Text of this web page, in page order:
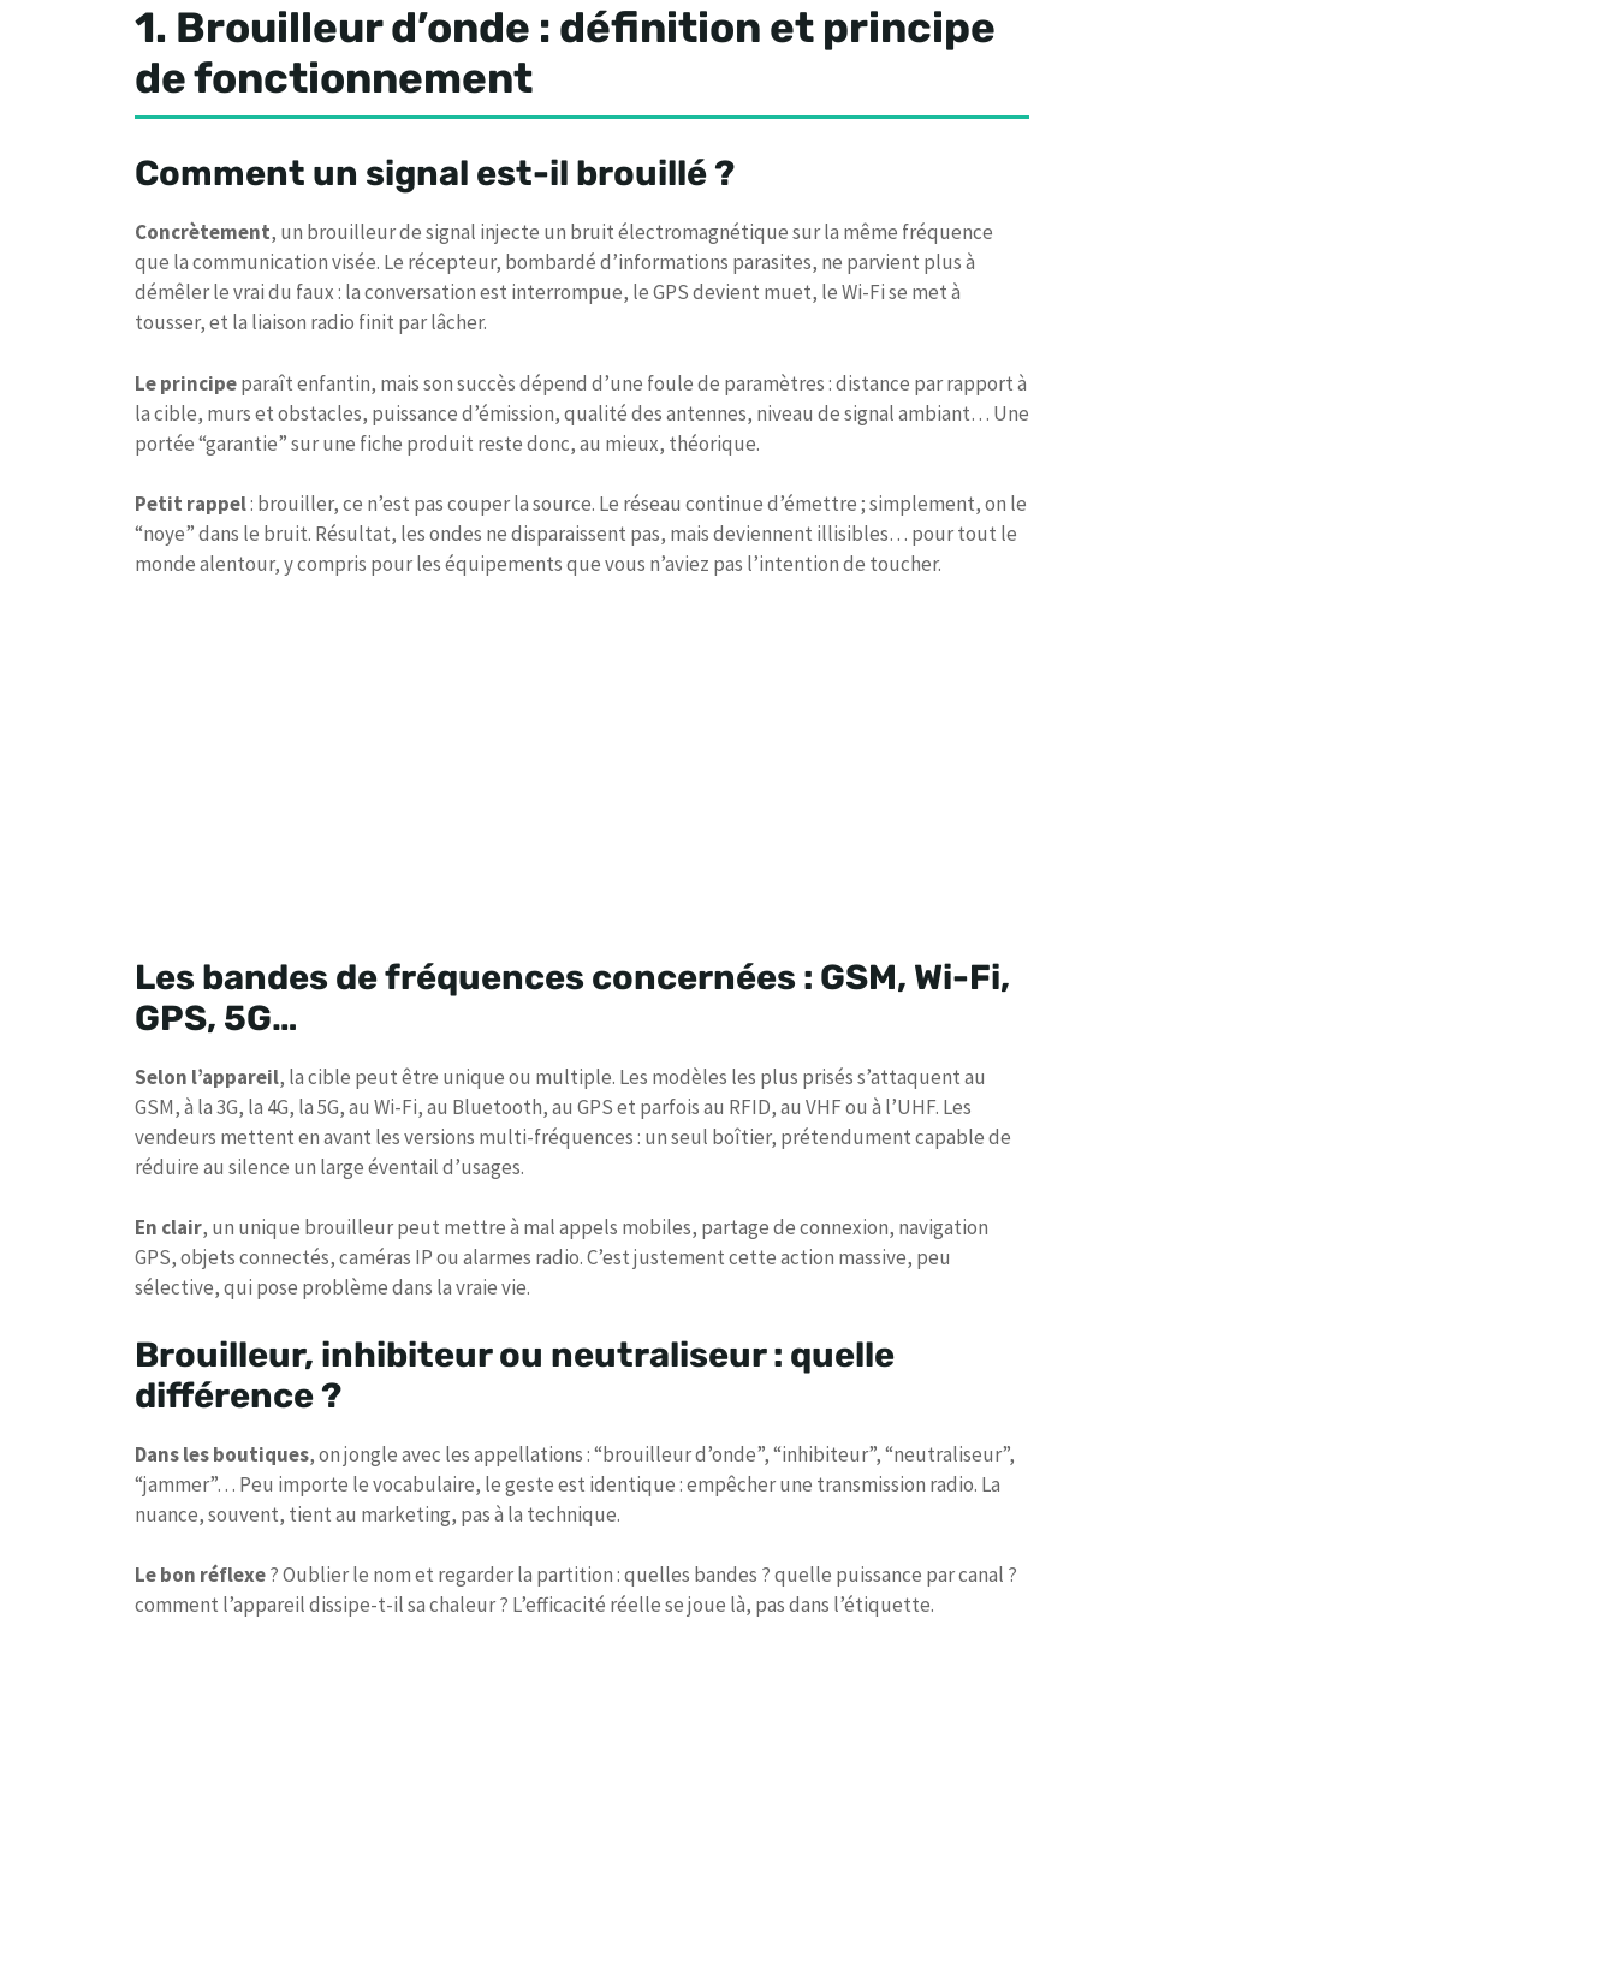
1. Brouilleur d’onde : définition et principe
de fonctionnement
Comment un signal est-il brouillé ?
Concrètement, un brouilleur de signal injecte un bruit électromagnétique sur la même fréquence
que la communication visée. Le récepteur, bombardé d’informations parasites, ne parvient plus à
démêler le vrai du faux : la conversation est interrompue, le GPS devient muet, le Wi-Fi se met à
tousser, et la liaison radio finit par lâcher.
Le principeparaît enfantin, mais son succès dépend d’une foule de paramètres : distance par rapport à
la cible, murs et obstacles, puissance d’émission, qualité des antennes, niveau de signal ambiant… Une
portée “garantie” sur une fiche produit reste donc, au mieux, théorique.
Petit rappel: brouiller, ce n’est pas couper la source. Le réseau continue d’émettre ; simplement, on le
“noye” dans le bruit. Résultat, les ondes ne disparaissent pas, mais deviennent illisibles… pour tout le
monde alentour, y compris pour les équipements que vous n’aviez pas l’intention de toucher.
Les bandes de fréquences concernées : GSM, Wi-Fi,
GPS, 5G…
Selon l’appareil, la cible peut être unique ou multiple. Les modèles les plus prisés s’attaquent au
GSM, à la 3G, la 4G, la 5G, au Wi-Fi, au Bluetooth, au GPS et parfois au RFID, au VHF ou à l’UHF. Les
vendeurs mettent en avant les versions multi-fréquences : un seul boîtier, prétendument capable de
réduire au silence un large éventail d’usages.
En clair, un unique brouilleur peut mettre à mal appels mobiles, partage de connexion, navigation
GPS, objets connectés, caméras IP ou alarmes radio. C’est justement cette action massive, peu
sélective, qui pose problème dans la vraie vie.
Brouilleur, inhibiteur ou neutraliseur : quelle
différence ?
Dans les boutiques, on jongle avec les appellations : “brouilleur d’onde”, “inhibiteur”, “neutraliseur”,
“jammer”… Peu importe le vocabulaire, le geste est identique : empêcher une transmission radio. La
nuance, souvent, tient au marketing, pas à la technique.
Le bon réflexe? Oublier le nom et regarder la partition : quelles bandes ? quelle puissance par canal ?
comment l’appareil dissipe-t-il sa chaleur ? L’efficacité réelle se joue là, pas dans l’étiquette.